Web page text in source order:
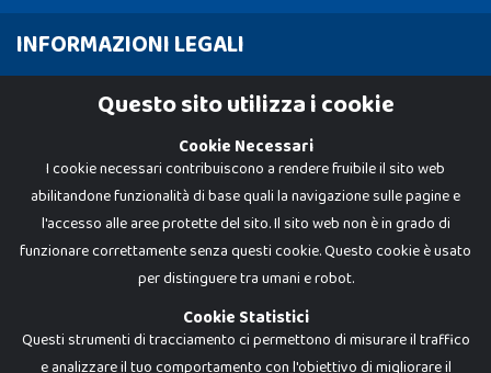
INFORMAZIONI LEGALI
Cookie PolicyQuesto sito utilizza i cookie
Cookie Necessari
I cookie necessari contribuiscono a rendere fruibile il sito web
abilitandone funzionalità di base quali la navigazione sulle pagine e
l'accesso alle aree protette del sito. Il sito web non è in grado di
funzionare correttamente senza questi cookie. Questo cookie è usato
per distinguere tra umani e robot.
Cookie Statistici
Questi strumenti di tracciamento ci permettono di misurare il traffico
e analizzare il tuo comportamento con l'obiettivo di migliorare il